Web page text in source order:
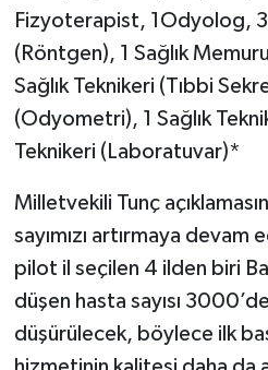
Fizyoterapist, 1Odyolog, 3
(Röntgen), 1 Sağlık
Sağlık Teknikeri (Tıbbi
(Odyometri), 1 Sağlık
Teknikeri (Laboratuvar)*
Milletvekili Tunç
sayımızı artırmaya devam
pilot il seçilen 4 ilden biri
düşen hasta sayısı
düşürülecek, böylece ilk